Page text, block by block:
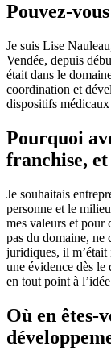
Pouvez-
Je suis Lise
Vendée, depuis
était dans le
coordination et
dispositifs médicaux
Pourquoi
franchise,
Je souhaitais
personne et le
mes valeurs et pour
pas du domaine, ne
juridiques, il m’était
une évidence dès le
en tout point à
Où en êtes-